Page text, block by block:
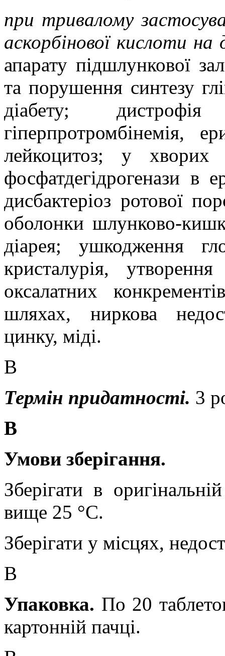
при тривалому
аскорбінової кислоти на
апарату підшлункової
та порушення синтезу
діабету;
гіперпротромбінемія,
лейкоцитоз; у хворих
фосфатдегідрогенази в
дисбактеріоз ротової
оболонки шлунково-
діарея; ушкодження
кристалурія,
оксалатних
шляхах, ниркова
цинку, міді.
В
Термін придатності. 3
В
Умови зберігання.
Зберігати в
вище 25 °С.
Зберігати у місцях,
В
Упаковка. По 20
картонній пачці.